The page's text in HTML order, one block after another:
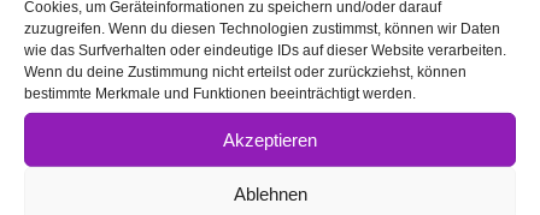
Cookies, um Geräteinformationen zu speichern und/oder darauf
zuzugreifen. Wenn du diesen Technologien zustimmst, können wir Daten
wie das Surfverhalten oder eindeutige IDs auf dieser Website verarbeiten.
Wenn du deine Zustimmung nicht erteilst oder zurückziehst, können
bestimmte Merkmale und Funktionen beeinträchtigt werden.
Akzeptieren
Ablehnen
DOPE ARMY